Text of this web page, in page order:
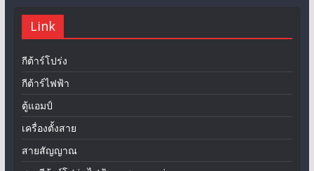
Link
กีต้าร์โปร่ง
กีต้าร์ไฟฟ้า
ตู้แอมป์
เครื่องตั้งสาย
สายสัญญาณ